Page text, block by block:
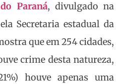
Paraná, divulgado na
Secretaria estadual da
que em 254 cidades,
crime desta natureza,
houve apenas uma